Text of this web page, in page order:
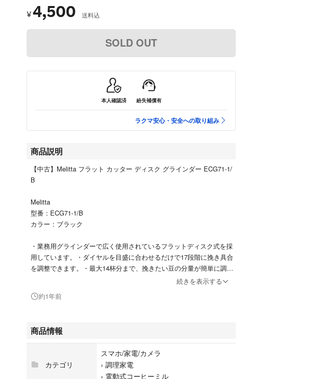
¥4,500 送料込
SOLD OUT
本人確認済 紛失補償有
ラクマ安心・安全への取り組み
商品説明
【中古】Melitta フラット カッター ディスク グラインダー ECG71-1/
B
Melitta
型番：ECG71-1/B
カラー：ブラック
・業務用グラインダーで広く使用されているフラットディスク式を採
用しています。・ダイヤルを目盛に合わせるだけで17段階に挽き具合
を調整できます。・最大14杯分まで、挽きたい豆の分量が簡単に調節
できます。・豆が最大200グラム入るため、一気に大容量挽くことが
#Melitta
#スマホ/家電/カメラ
続きを表示する
約1年前
商品情報
カテゴリ
スマホ/家電/カメラ
› 調理家電
› 電動式コーヒーミル